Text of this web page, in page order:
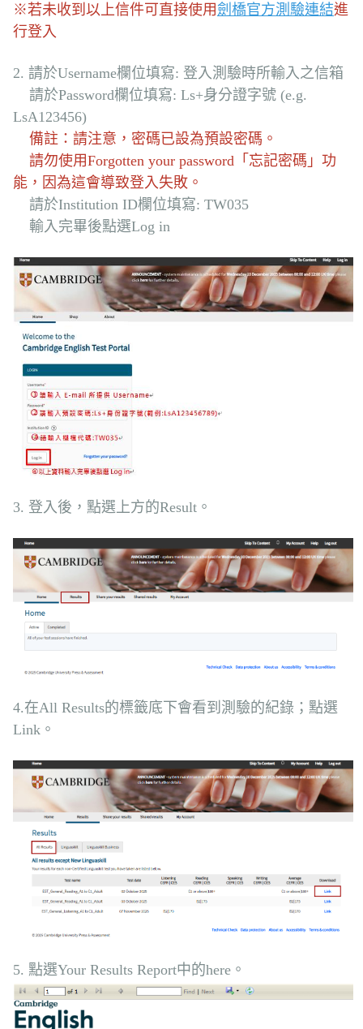
※若未收到以上信件可直接使用劍橋官方測驗連結進
行登入
2. 請於Username欄位填寫: 登入測驗時所輸入之信箱
請於Password欄位填寫: Ls+身分證字號 (e.g.
LsA123456)
備註：請注意，密碼已設為預設密碼。
請勿使用Forgotten your password「忘記密碼」功
能，因為這會導致登入失敗。
請於Institution ID欄位填寫: TW035
輸入完畢後點選Log in
3. 登入後，點選上方的Result。
4.在All Results的標籤底下會看到測驗的紀錄；點選
Link。
5. 點選Your Results Report中的here。